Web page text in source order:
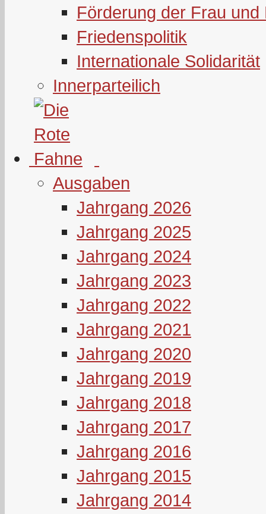
Förderung der Frau und
Friedenspolitik
Internationale Solidarität
Innerparteilich
Ausgaben
Jahrgang 2026
Jahrgang 2025
Jahrgang 2024
Jahrgang 2023
Jahrgang 2022
Jahrgang 2021
Jahrgang 2020
Jahrgang 2019
Jahrgang 2018
Jahrgang 2017
Jahrgang 2016
Jahrgang 2015
Jahrgang 2014